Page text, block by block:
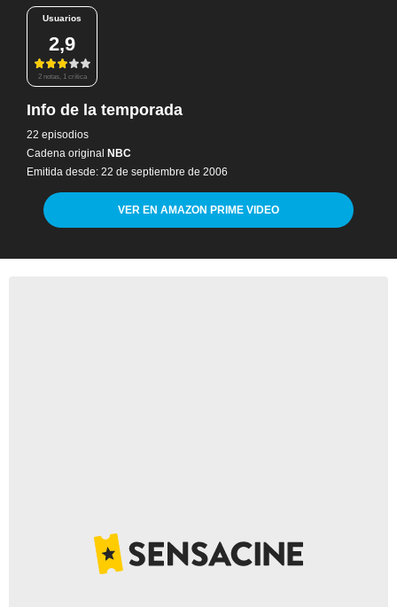
Usuarios
2,9
2 notas, 1 crítica
Info de la temporada
22 episodios
Cadena original NBC
Emitida desde: 22 de septiembre de 2006
VER EN AMAZON PRIME VIDEO